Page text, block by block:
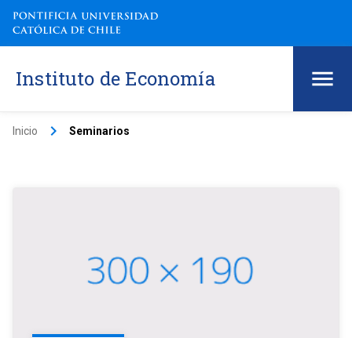
Instituto de Economía
Inicio keyboard_arrow_right Seminarios